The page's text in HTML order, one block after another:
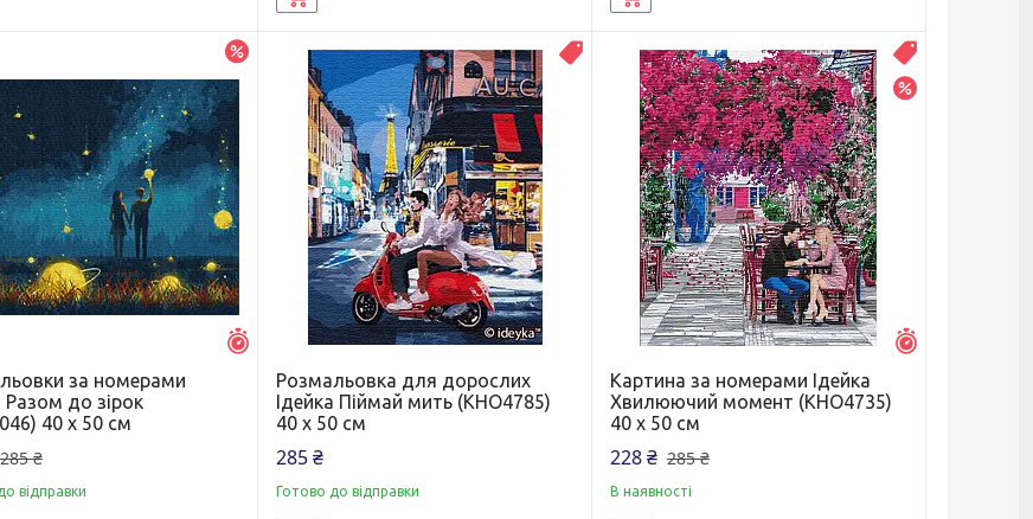
Залишилось 7 днів
за номерами
Разом до зірок
40 х 50 см
285 ₴
відправки
Распродажа
Розмальовка для дорослих
Ідейка Піймай мить (KHO4785)
40 х 50 см
285 ₴
Готово до відправки
Картина за номерами Ідейка
Хвилюючий момент (KHO4735)
40 х 50 см
228 ₴ 285 ₴
В наявності